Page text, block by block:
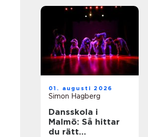
01. augusti 2026
Simon Hagberg
Dansskola i
Malmö: Så hittar
du rätt